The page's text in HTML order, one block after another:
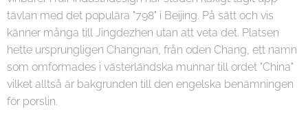
tävlan med det populära "798" i Beijing. På sätt och vis
känner många till Jingdezhen utan att veta det. Platsen
hette ursprungligen Changnan, från oden Chang, ett namn
som omformades i västerländska munnar till ordet "China"
vilket alltså är bakgrunden till den engelska benämningen
för porslin.